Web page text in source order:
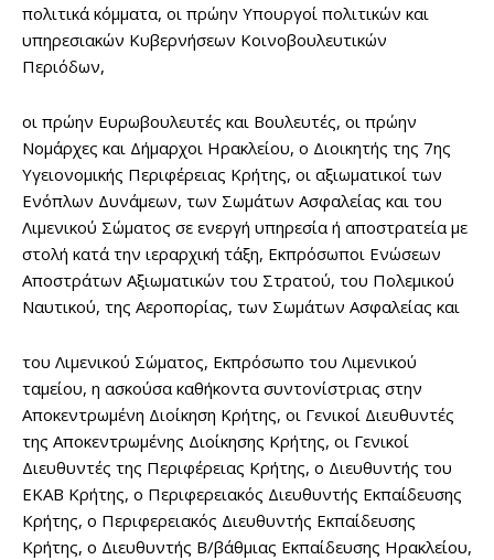
πολιτικά κόμματα, οι πρώην Υπουργοί πολιτικών και
υπηρεσιακών Κυβερνήσεων Κοινοβουλευτικών
Περιόδων,
οι πρώην Ευρωβουλευτές και Βουλευτές, οι πρώην
Νομάρχες και Δήμαρχοι Ηρακλείου, o Διοικητής της 7ης
Υγειονομικής Περιφέρειας Κρήτης, οι αξιωματικοί των
Ενόπλων Δυνάμεων, των Σωμάτων Ασφαλείας και του
Λιμενικού Σώματος σε ενεργή υπηρεσία ή αποστρατεία με
στολή κατά την ιεραρχική τάξη, Εκπρόσωποι Ενώσεων
Αποστράτων Αξιωματικών του Στρατού, του Πολεμικού
Ναυτικού, της Αεροπορίας, των Σωμάτων Ασφαλείας και
του Λιμενικού Σώματος, Εκπρόσωπο του Λιμενικού
ταμείου, η ασκούσα καθήκοντα συντονίστριας στην
Αποκεντρωμένη Διοίκηση Κρήτης, οι Γενικοί Διευθυντές
της Αποκεντρωμένης Διοίκησης Κρήτης, οι Γενικοί
Διευθυντές της Περιφέρειας Κρήτης, ο Διευθυντής του
ΕΚΑΒ Κρήτης, ο Περιφερειακός Διευθυντής Εκπαίδευσης
Κρήτης, ο Περιφερειακός Διευθυντής Εκπαίδευσης
Κρήτης, ο Διευθυντής Β/βάθμιας Εκπαίδευσης Ηρακλείου,